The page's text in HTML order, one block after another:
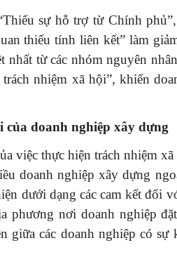
sự hỗ trợ từ Chính
thiếu tính liên kết” làm
từ các nhóm nguyên
nhiệm xã hội”, khiến
của doanh nghiệp xây dựng
việc thực hiện trách nhiệm
doanh nghiệp xây dựng
dưới dạng các cam kết đối
phương nơi doanh nghiệp
các doanh nghiệp có sự